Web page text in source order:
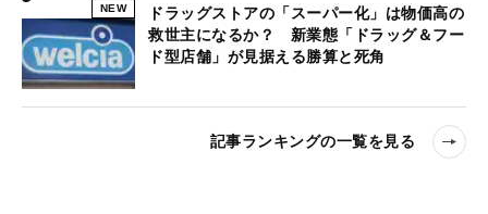
NEW
ドラッグストアの「スーパー化」は物価高の
救世主になるか？ 新業態「ドラッグ＆フー
ド型店舗」が見据える勝算と死角
記事ランキングの一覧を見る